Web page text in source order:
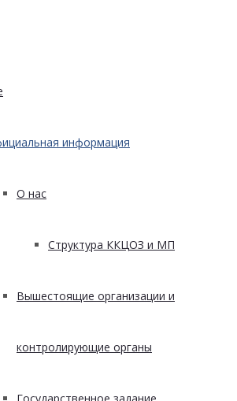
информация
О нас
Структура ККЦОЗ и МП
Вышестоящие организации и
контролирующие органы